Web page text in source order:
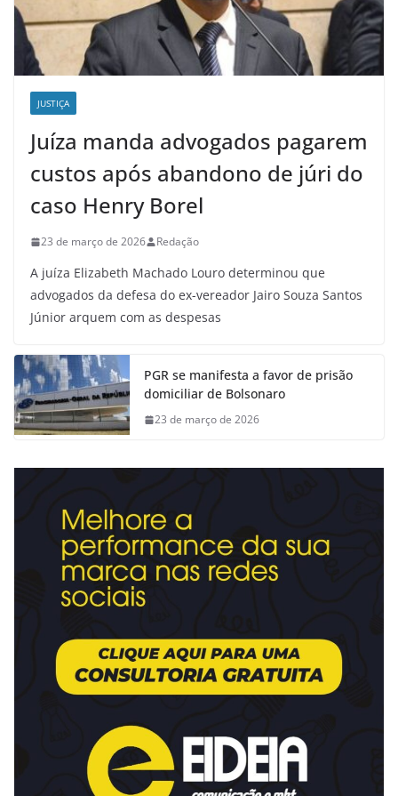
JUSTIÇA
Juíza manda advogados pagarem
custos após abandono de júri do
caso Henry Borel
23 de março de 2026 Redação
A juíza Elizabeth Machado Louro determinou que
advogados da defesa do ex-vereador Jairo Souza Santos
Júnior arquem com as despesas
PGR se manifesta a favor de prisão
domiciliar de Bolsonaro
23 de março de 2026